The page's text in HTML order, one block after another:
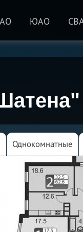
ЮАО
Однокомнатные